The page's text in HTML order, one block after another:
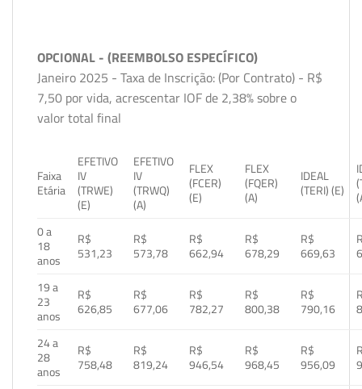
OPCIONAL - (REEMBOLSO ESPECÍFICO)
Janeiro 2025 - Taxa de Inscrição: (Por Contrato) - R$
7,50 por vida, acrescentar IOF de 2,38% sobre o
valor total final
Faixa
Etária
EFETIVO
IV
(TRWE)
(E)
EFETIVO
IV
(TRWQ)
(A)
FLEX
(FCER)
(E)
FLEX
(FQER)
(A)
IDEAL
(TERI) (E)
0 a
18
anos
R$
531,23
R$
573,78
R$
662,94
R$
678,29
R$
669,63
19 a
23
anos
R$
626,85
R$
677,06
R$
782,27
R$
800,38
R$
790,16
24 a
28
anos
R$
758,48
R$
819,24
R$
946,54
R$
968,45
R$
956,09